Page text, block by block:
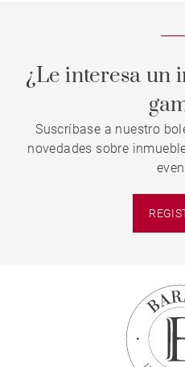
¿Le interesa un
Suscríbase a nuestro
novedades sobre